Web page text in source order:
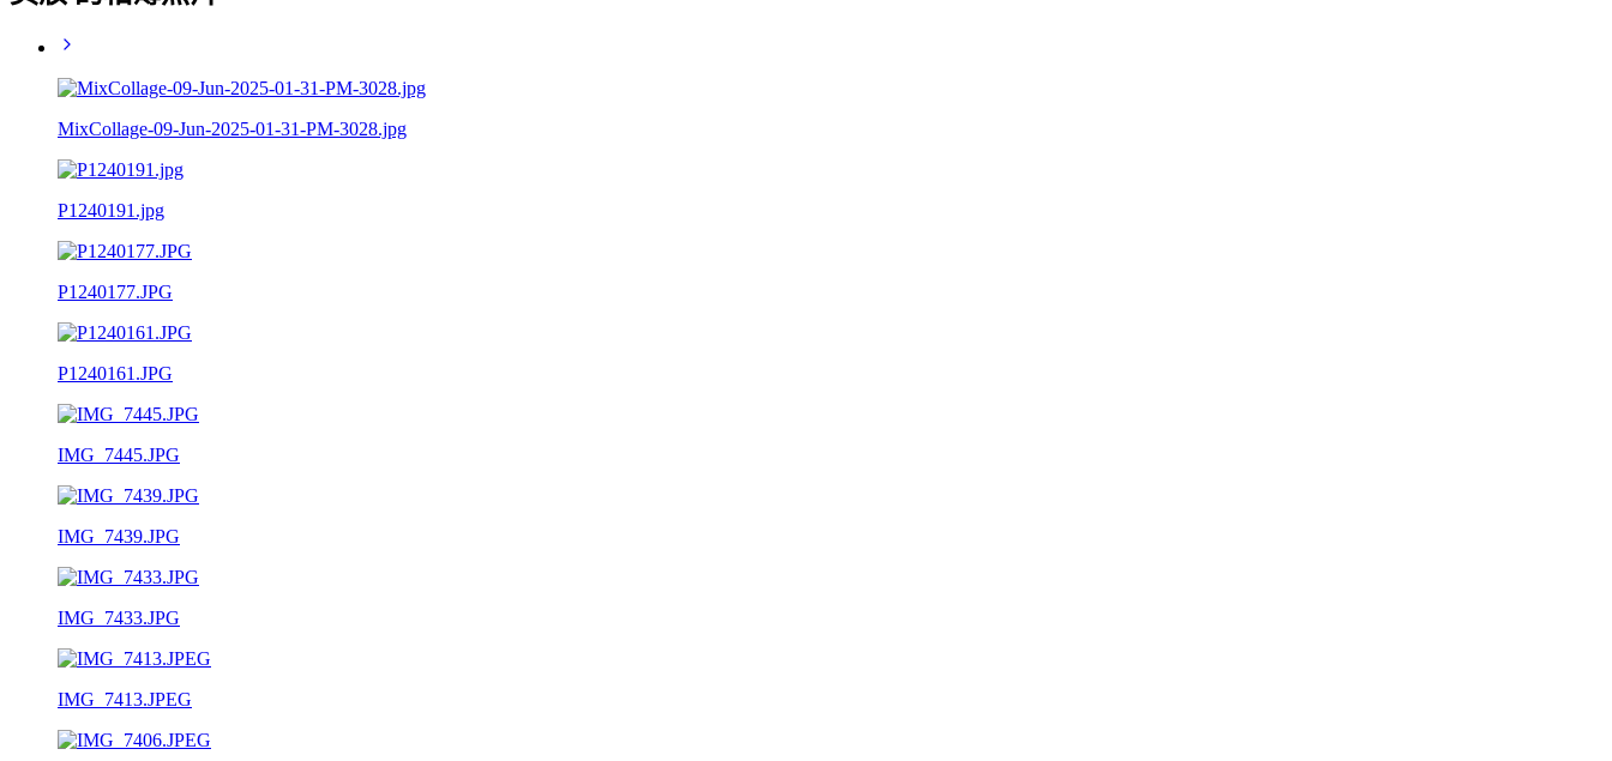
MixCollage-09-Jun-2025-01-31-PM-3028.jpg
P1240191.jpg
P1240177.JPG
P1240161.JPG
IMG_7445.JPG
IMG_7439.JPG
IMG_7433.JPG
IMG_7413.JPEG